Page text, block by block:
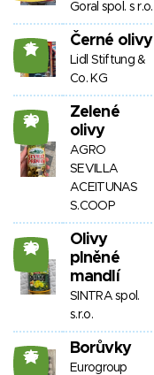
Goral spol. s r.o.
15 Černé olivy
Lidl Stiftung &
Co. KG
20
Zelené
olivy
AGRO
SEVILLA
ACEITUNAS
S.COOP
20
Olivy
plněné
mandlí
SINTRA spol.
s.r.o.
25 Borůvky
Eurogroup